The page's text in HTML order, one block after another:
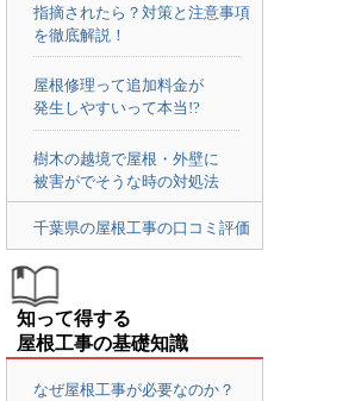
指摘されたら？対策と注意事項
を徹底解説！
屋根修理って追加料金が
発生しやすいって本当!?
樹木の越境で屋根・外壁に
被害がでそうな時の対処法
千葉県の屋根工事の口コミ評価
知って得する
屋根工事の基礎知識
なぜ屋根工事が必要なのか？